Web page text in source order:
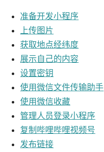
准备开发小程序
上传图片
获取地点经纬度
展示自己的内容
设置密钥
使用微信文件传输助手
使用微信收藏
管理人员登录小程序
复制哔哩哔哩视频号
发布链接